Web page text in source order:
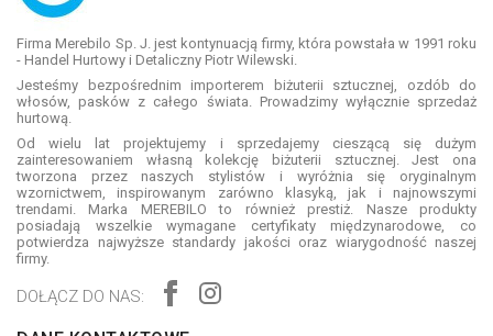
Firma Merebilo Sp. J. jest kontynuacją firmy, która powstała w 1991 roku
- Handel Hurtowy i Detaliczny Piotr Wilewski.
Jesteśmy bezpośrednim importerem biżuterii sztucznej, ozdób do
włosów, pasków z całego świata. Prowadzimy wyłącznie sprzedaż
hurtową.
Od wielu lat projektujemy i sprzedajemy cieszącą się dużym
zainteresowaniem własną kolekcję biżuterii sztucznej. Jest ona
tworzona przez naszych stylistów i wyróżnia się oryginalnym
wzornictwem, inspirowanym zarówno klasyką, jak i najnowszymi
trendami. Marka MEREBILO to również prestiż. Nasze produkty
posiadają wszelkie wymagane certyfikaty międzynarodowe, co
potwierdza najwyższe standardy jakości oraz wiarygodność naszej
firmy.
DOŁĄCZ DO NAS: